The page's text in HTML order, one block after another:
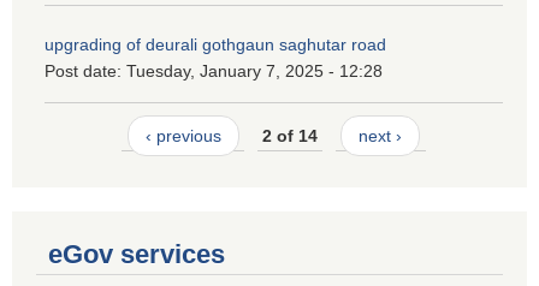
upgrading of deurali gothgaun saghutar road
Post date: Tuesday, January 7, 2025 - 12:28
‹ previous 2 of 14 next ›
eGov services